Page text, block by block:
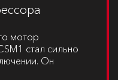
мотор
стал сильно
Он